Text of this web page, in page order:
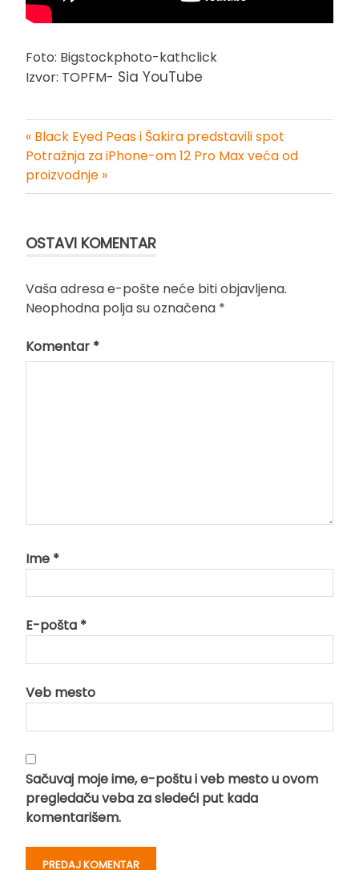
Foto: Bigstockphoto-kathclick
Izvor: TOPFM- Sia YouTube
Kretanje
članka
« Black Eyed Peas i Šakira predstavili spot
Potražnja za iPhone-om 12 Pro Max veća od
proizvodnje »
OSTAVI KOMENTAR
Vaša adresa e-pošte neće biti objavljena.
Neophodna polja su označena *
Komentar *
Ime *
E-pošta *
Veb mesto
Sačuvaj moje ime, e-poštu i veb mesto u ovom
pregledaču veba za sledeći put kada
komentarišem.